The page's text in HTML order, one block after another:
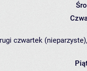
czwartek